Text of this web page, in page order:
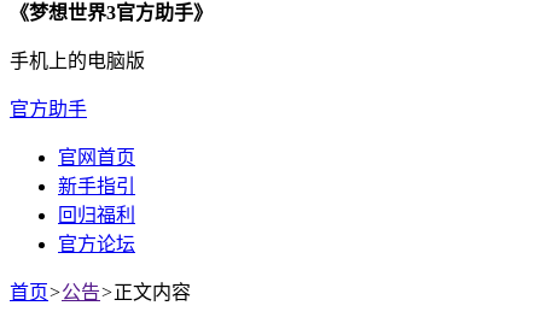
《梦想世界3官方助手》
手机上的电脑版
官方助手
官网首页
新手指引
回归福利
官方论坛
首页>公告>正文内容